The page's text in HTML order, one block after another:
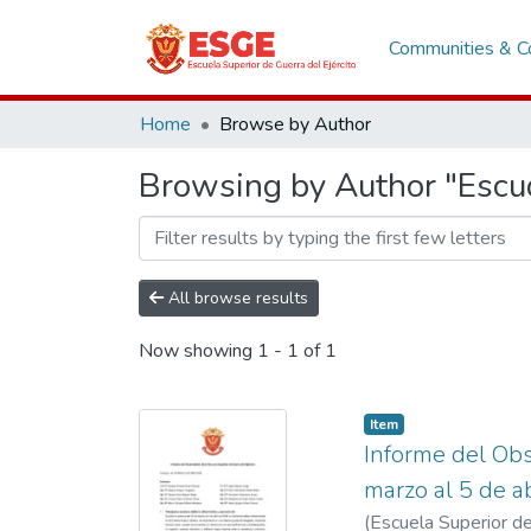
Communities &
Home Browse by Author
Browsing by Author
All browse results
Now showing 1 - 1 of 1
Item
Informe del
marzo al 5 de
(Escuela Superior